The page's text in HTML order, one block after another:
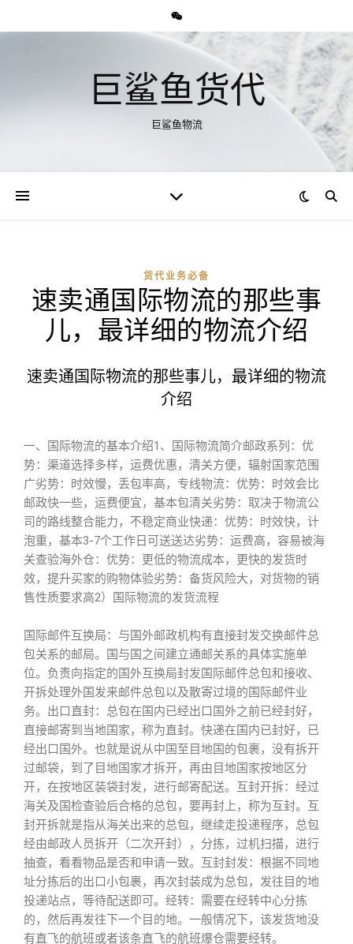
巨鲨鱼货代
巨鲨鱼物流
货代业务必备
速卖通国际物流的那些事
儿，最详细的物流介绍
速卖通国际物流的那些事儿，最详细的物流
介绍
一、国际物流的基本介绍1、国际物流简介邮政系列：优
势：渠道选择多样，运费优惠，清关方便，辐射国家范围
广劣势：时效慢，丢包率高，专线物流：优势：时效会比
邮政快一些，运费便宜，基本包清关劣势：取决于物流公
司的路线整合能力，不稳定商业快递：优势：时效快，计
泡重，基本3-7个工作日可送送达劣势：运费高，容易被海
关查验海外仓：优势：更低的物流成本，更快的发货时
效，提升买家的购物体验劣势：备货风险大，对货物的销
售性质要求高2）国际物流的发货流程
国际邮件互换局：与国外邮政机构有直接封发交换邮件总
包关系的邮局。国与国之间建立通邮关系的具体实施单
位。负责向指定的国外互换局封发国际邮件总包和接收、
开拆处理外国发来邮件总包以及散寄过境的国际邮件业
务。出口直封：总包在国内已经出口国外之前已经封好，
直接邮寄到当地国家，称为直封。快递在国内已封好，已
经出口国外。也就是说从中国至目地国的包裹，没有拆开
过邮袋，到了目地国家才拆开，再由目地国家按地区分
开，在按地区装袋封发，进行邮寄配送。互封开拆：经过
海关及国检查验后合格的总包，要再封上，称为互封。互
封开拆就是指从海关出来的总包，继续走投递程序，总包
经由邮政人员拆开（二次开封），分拣，过机扫描，进行
抽查，看看物品是否和申请一致。互封封发：根据不同地
址分拣后的出口小包裹，再次封装成为总包，发往目的地
投递站点，等待配送即可。经转：需要在经转中心分拣
的，然后再发往下一个目的地。一般情况下，该发货地没
有直飞的航班或者该条直飞的航班爆仓需要经转。